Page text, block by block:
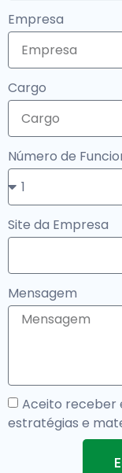
Empresa
Cargo
Número de
Site da Empresa
Mensagem
Aceito receber
estratégias e